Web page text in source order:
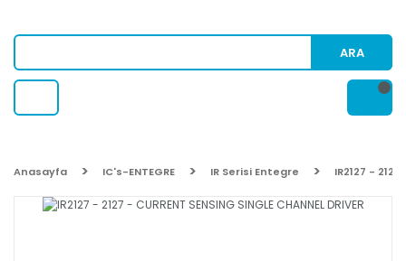
ARA
Anasayfa IC's-ENTEGRE IR Serisi Entegre IR2127 - 2127